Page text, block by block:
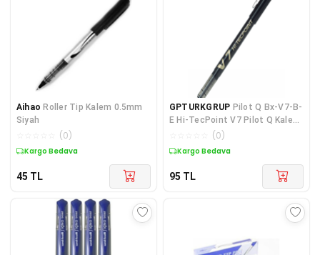
Aihao Roller Tip Kalem 0.5mm
Siyah
(0)
Kargo Bedava
45 TL
GPTURKGRUP Pilot Q Bx-V7-B-
E Hi-TecPoint V7 Pilot Q Kalem
Siyah 51002131
(0)
Kargo Bedava
95 TL